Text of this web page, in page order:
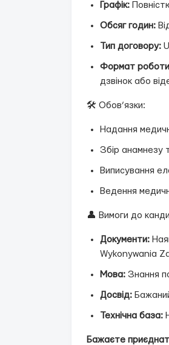
Графік:
Обсяг годин:
Тип договору:
Формат
дзвінок або
🛠 Обов’язки:
Надання
Збір анамнезу
Виписування
Ведення
👤 Вимоги до
Документи:
Wykonywania
Мова: Знання
Досвід:
Технічна база:
Бажаєте